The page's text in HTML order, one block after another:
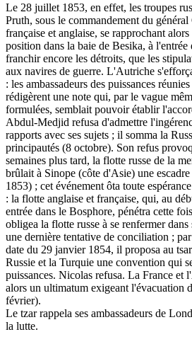
Le 28 juillet 1853, en effet, les troupes
Pruth, sous le commandement du
française et anglaise, se rapprochant
position dans la baie de Besika, à l'entrée
franchir encore les détroits, que les
aux navires de guerre. L'Autriche
: les ambassadeurs des puissances
rédigèrent une note qui, par le vague
formulées, semblait pouvoir établir
Abdul-Medjid refusa d'admettre
rapports avec ses sujets ; il somma la
principautés (8 octobre). Son refus
semaines plus tard, la flotte russe de la
brûlait à Sinope (côte d'Asie) une
1853) ; cet événement ôta toute
: la flotte anglaise et française, qui, au
entrée dans le Bosphore, pénétra cette
obligea la flotte russe à se renfermer
une dernière tentative de conciliation ;
date du 29 janvier 1854, il proposa au
Russie et la Turquie une convention qui
puissances. Nicolas refusa. La France et
alors un ultimatum exigeant l'évacuation
février).
Le tzar rappela ses ambassadeurs de
la lutte.